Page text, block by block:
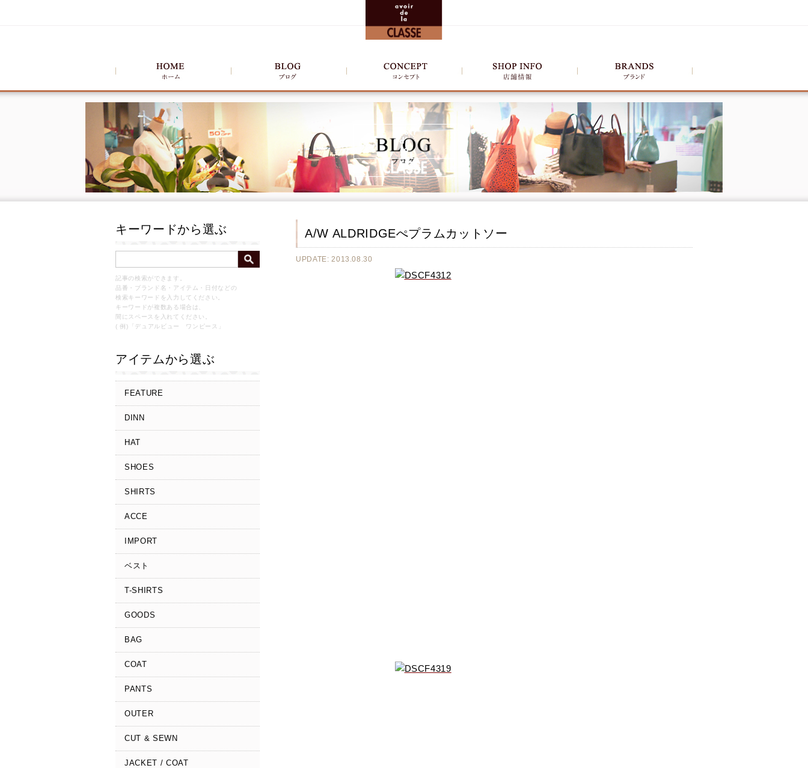
キーワードから選ぶ
記事の検索ができます。
品番・ブランド名・アイテム・日付などの
検索キーワードを入力してください。
キーワードが複数ある場合は、
間にスペースを入れてください。
( 例)「デュアルビュー ワンピース」
アイテムから選ぶ
FEATURE
DINN
HAT
SHOES
SHIRTS
ACCE
IMPORT
ベスト
T-SHIRTS
GOODS
BAG
COAT
PANTS
OUTER
CUT & SEWN
JACKET / COAT
A/W ALDRIDGEぺプラムカットソー
UPDATE: 2013.08.30